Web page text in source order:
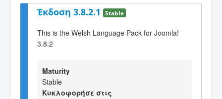
Έκδοση 3.8.2.1 Stable
This is the Welsh Language Pack for Joomla!
3.8.2
Maturity
Stable
Κυκλοφορήσε στις